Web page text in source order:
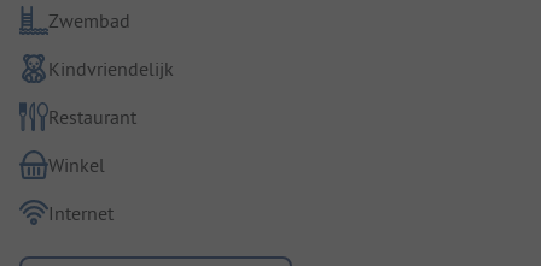
Zwembad
Kindvriendelijk
Restaurant
Winkel
Internet